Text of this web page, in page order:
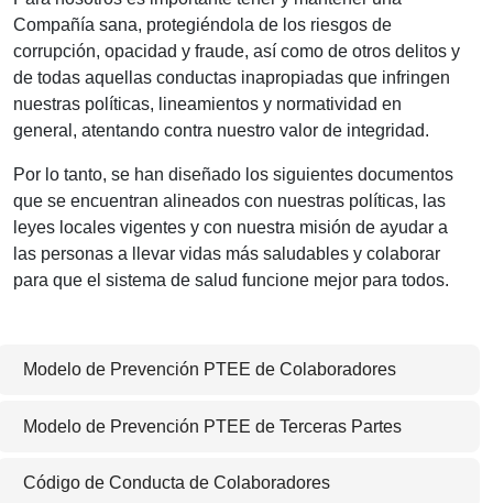
Compañía sana, protegiéndola de los riesgos de
corrupción, opacidad y fraude, así como de otros delitos y
de todas aquellas conductas inapropiadas que infringen
nuestras políticas, lineamientos y normatividad en
general, atentando contra nuestro valor de integridad.
Por lo tanto, se han diseñado los siguientes documentos
que se encuentran alineados con nuestras políticas, las
leyes locales vigentes y con nuestra misión de ayudar a
las personas a llevar vidas más saludables y colaborar
para que el sistema de salud funcione mejor para todos.
Modelo de Prevención PTEE de Colaboradores
Modelo de Prevención PTEE de Terceras Partes
Código de Conducta de Colaboradores